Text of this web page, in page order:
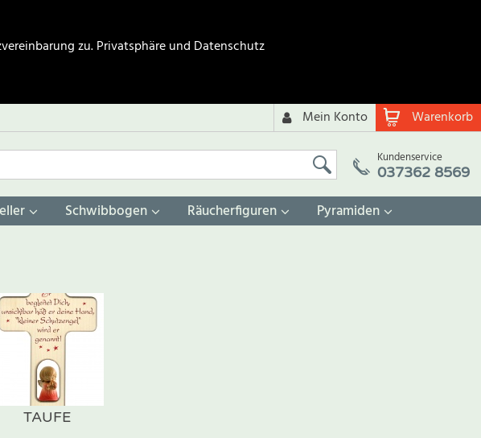
zu.Privatsphäre und Datenschutz
Warenkorb
Mein Konto
Kundenservice
037362 8569
Schwibbogen Räucherfiguren Pyramiden
TAUFE